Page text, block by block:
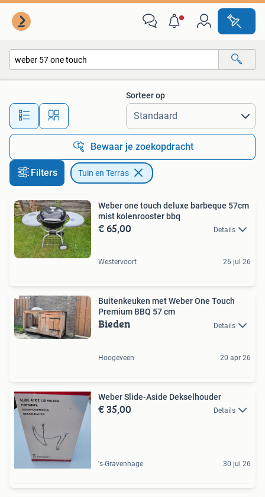
Alle afstanden…
Sorteer op
Bewaar je zoekopdracht
Filters Tuin en Terras
Weber one touch deluxe barbeque 57cm
mist kolenrooster bbq
€ 65,00 Details
Westervoort 26 jul 26
Buitenkeuken met Weber One Touch
Premium BBQ 57 cm
Bieden Details
Hoogeveen 20 apr 26
Weber Slide-Aside Dekselhouder
€ 35,00 Details
's-Gravenhage 30 jul 26